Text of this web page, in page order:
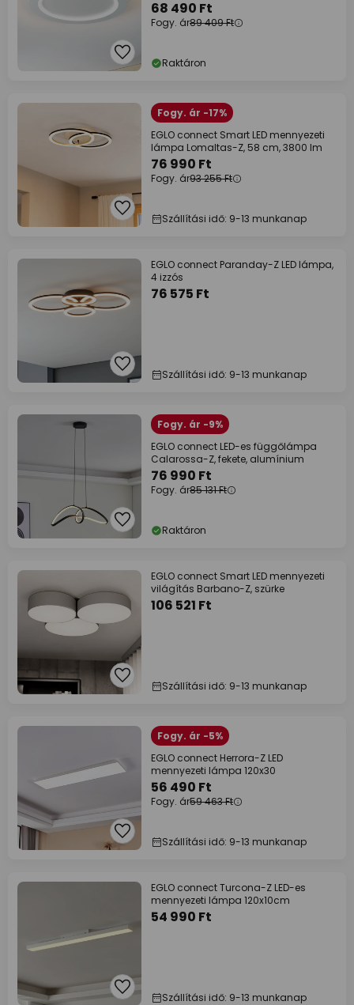
68 490 Ft
Fogy. ár89 409 Ft
Raktáron
Fogy. ár -17%
EGLO connect Smart LED mennyezeti
lámpa Lomaltas-Z, 58 cm, 3800 lm
76 990 Ft
Fogy. ár93 255 Ft
Szállítási idő: 9-13 munkanap
EGLO connect Paranday-Z LED lámpa,
4 izzós
76 575 Ft
Szállítási idő: 9-13 munkanap
Fogy. ár -9%
EGLO connect LED-es függőlámpa
Calarossa-Z, fekete, alumínium
76 990 Ft
Fogy. ár85 131 Ft
Raktáron
EGLO connect Smart LED mennyezeti
világítás Barbano-Z, szürke
106 521 Ft
Szállítási idő: 9-13 munkanap
Fogy. ár -5%
EGLO connect Herrora-Z LED
mennyezeti lámpa 120x30
56 490 Ft
Fogy. ár59 463 Ft
Szállítási idő: 9-13 munkanap
EGLO connect Turcona-Z LED-es
mennyezeti lámpa 120x10cm
54 990 Ft
Szállítási idő: 9-13 munkanap